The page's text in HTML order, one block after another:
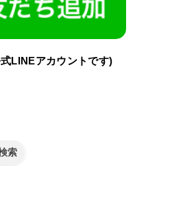
LINEアカウントです)